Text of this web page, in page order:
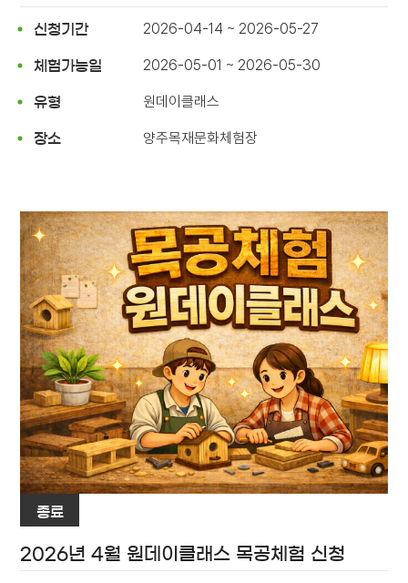
신청기간 2026-04-14 ~ 2026-05-27
체험가능일 2026-05-01 ~ 2026-05-30
유형 원데이클래스
장소 양주목재문화체험장
종료
2026년 4월 원데이클래스 목공체험 신청